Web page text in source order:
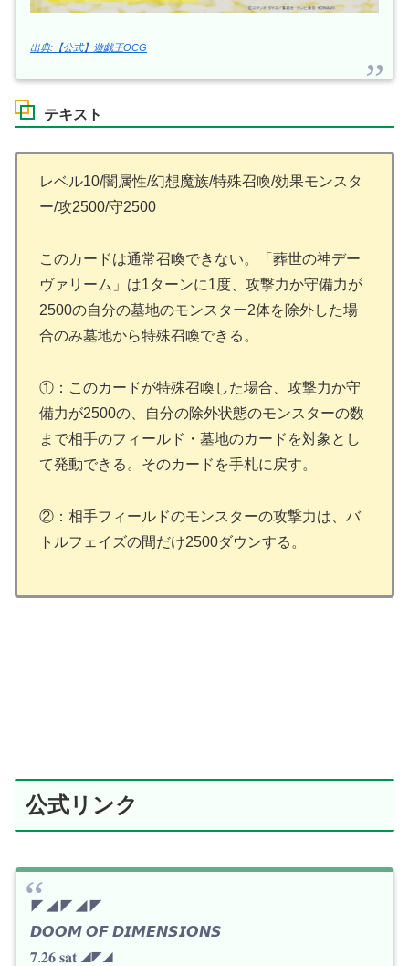
出典:【公式】遊戯王OCG
テキスト
レベル10/闇属性/幻想魔族/特殊召喚/効果モンスタ
ー/攻2500/守2500
このカードは通常召喚できない。「葬世の神デー
ヴァリーム」は1ターンに1度、攻撃力か守備力が
2500の自分の墓地のモンスター2体を除外した場
合のみ墓地から特殊召喚できる。
①：このカードが特殊召喚した場合、攻撃力か守
備力が2500の、自分の除外状態のモンスターの数
まで相手のフィールド・墓地のカードを対象とし
て発動できる。そのカードを手札に戻す。
②：相手フィールドのモンスターの攻撃力は、バ
トルフェイズの間だけ2500ダウンする。
公式リンク
◤◢◤◢◤
𝘿𝙊𝙊𝙈 𝙊𝙁 𝘿𝙄𝙈𝙀𝙉𝙎𝙄𝙊𝙉𝙎
𝟕.𝟐𝟔 𝐬𝐚𝐭 ◢◤◢